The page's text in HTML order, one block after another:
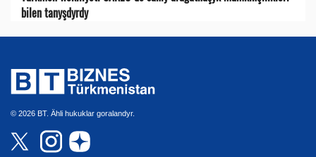
bilen tanyşdyrdy
© 2026 BT. Ähli hukuklar goralandyr.